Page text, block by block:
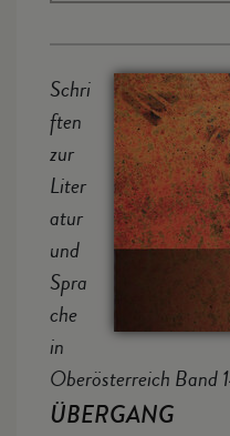
Schri
ften
zur
Liter
atur
und
Spra
che
in
Oberösterreich Band
ÜBERGANG